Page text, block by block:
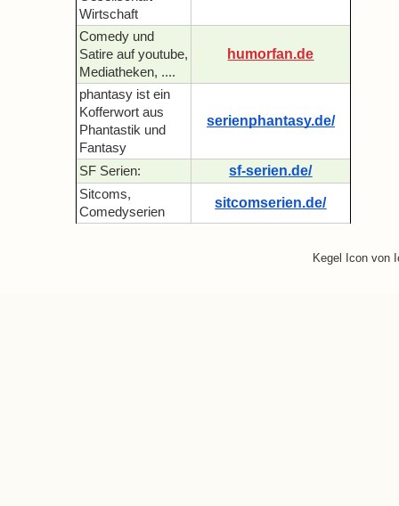
Wirtschaft
Comedy und
Satire auf youtube,
Mediatheken, ....
humorfan.de
phantasy ist ein
Kofferwort aus
Phantastik und
Fantasy
serienphantasy.de/
SF Serien: sf-serien.de/
Sitcoms,
Comedyserien
sitcomserien.de/
Kegel Icon von